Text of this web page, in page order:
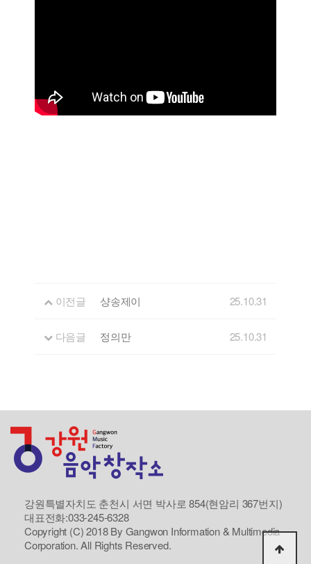
이전글 샹송제이 25.10.31
다음글 정의만 25.10.31
강원특별자치도 춘천시 서면 박사로 854(현암리 367번지)
대표전화:033-245-6328
Copyright (C) 2018 By Gangwon Information & Multimedia
Corporation. All Rights Reserved.